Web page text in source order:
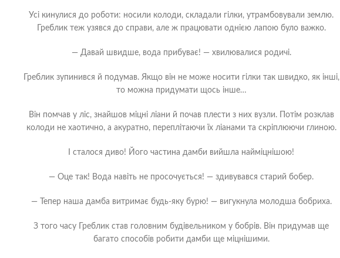
Усі кинулися до роботи: носили колоди, складали гілки, утрамбовували землю.
Греблик теж узявся до справи, але ж працювати однією лапою було важко.
— Давай швидше, вода прибуває! — хвилювалися родичі.
Греблик зупинився й подумав. Якщо він не може носити гілки так швидко, як інші,
то можна придумати щось інше…
Він помчав у ліс, знайшов міцні ліани й почав плести з них вузли. Потім розклав
колоди не хаотично, а акуратно, переплітаючи їх ліанами та скріплюючи глиною.
І сталося диво! Його частина дамби вийшла найміцнішою!
— Оце так! Вода навіть не просочується! — здивувався старий бобер.
— Тепер наша дамба витримає будь-яку бурю! — вигукнула молодша бобриха.
З того часу Греблик став головним будівельником у бобрів. Він придумав ще
багато способів робити дамби ще міцнішими.